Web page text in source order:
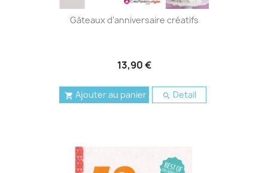
Gâteaux d'anniversaire créatifs
13,90 €
 Ajouter au panier  Detail